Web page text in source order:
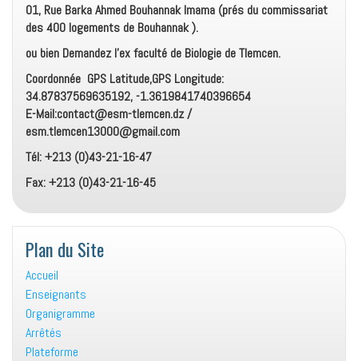
01, Rue Barka Ahmed Bouhannak Imama (prés du commissariat
des 400 logements de Bouhannak ).
ou bien Demandez l’ex faculté de Biologie de Tlemcen.
Coordonnée GPS Latitude,GPS Longitude:
34.87837569635192, -1.3619841740396654
E-Mail:contact@esm-tlemcen.dz /
esm.tlemcen13000@gmail.com
Tél: +213 (0)43-21-16-47
Fax: +213 (0)43-21-16-45
Plan du Site
Accueil
Enseignants
Organigramme
Arrêtés
Plateforme